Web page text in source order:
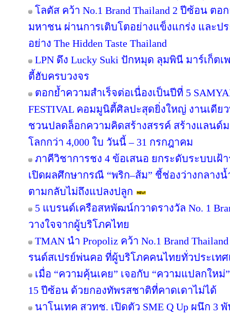
โลตัส คว้า No.1 Brand Thailand 2 ปีซ้อน ต
มหาชน ผ่านการเติบโตอย่างแข็งแกร่ง และ
อย่าง The Hidden Taste Thailand
LPN ดึง Lucky Suki ปักหมุด ลุมพินี มาร์เก็ต
ตี้ฮับครบวงจร
ตอกย้ำความสำเร็จต่อเนื่องเป็นปีที่ 5
FESTIVAL คอมมูนิตี้ศิลปะสุดยิ่งใหญ่ งานเดี
ชวนปลดล็อกความคิดสร้างสรรค์ สร้างแลนด์
โลกกว่า 4,000 ใบ วันนี้ – 31 กรกฎาคม
ภาคีวิชาการชง 4 ข้อเสนอ ยกระดับระบบเฝ้
เปิดผลศึกษากรณี “พริก–ส้ม” ชี้ช่องว่างกลาง
ตามกลับไม่ถึงแปลงปลูก
5 แบรนด์เครือสหพัฒน์กวาดรางวัล No. 1
วางใจจากผู้บริโภคไทย
TMAN นำ Propoliz คว้า No.1 Brand
รนด์สเปรย์พ่นคอ ที่ผู้บริโภคคนไทยทั่วประเทศ
เมื่อ “ความคุ้นเคย” เจอกับ “ความแปลกใหม่
15 ปีซ้อน ด้วยกองทัพรสชาติที่คาดเดาไม่ได้
นาโนเทค สวทช. เปิดตัว SME Q Up ผนึก